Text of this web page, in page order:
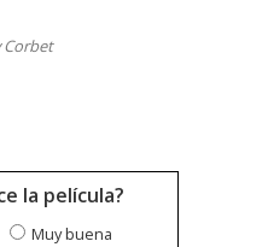
Corbet
la película?
Muy buena